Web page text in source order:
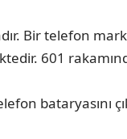
Bir telefon
601
bataryasını